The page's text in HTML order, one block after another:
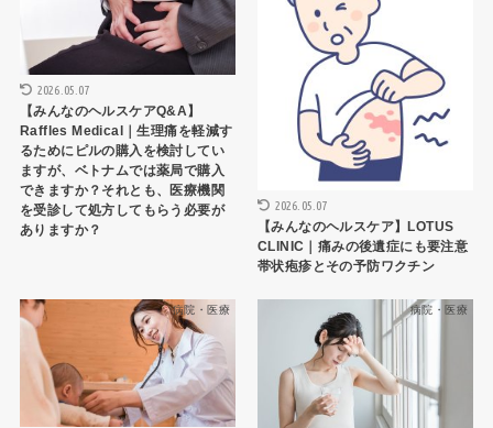
2026.05.07
【みんなのヘルスケアQ&A】
Raffles Medical｜生理痛を軽減す
るためにピルの購入を検討してい
ますが、ベトナムでは薬局で購入
できますか？それとも、医療機関
を受診して処方してもらう必要が
ありますか？
2026.05.07
【みんなのヘルスケア】LOTUS
CLINIC｜痛みの後遺症にも要注意
帯状疱疹とその予防ワクチン
病院・医療 病院・医療